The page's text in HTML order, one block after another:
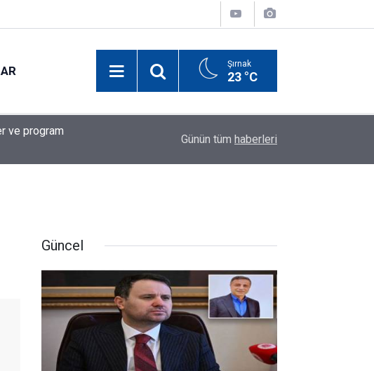
Şırnak
23 °C
İçin Karar
Çerçeve yasası ile Demirtaş çıkacak mı? Bakan
Günün tüm haberleri
Güncel